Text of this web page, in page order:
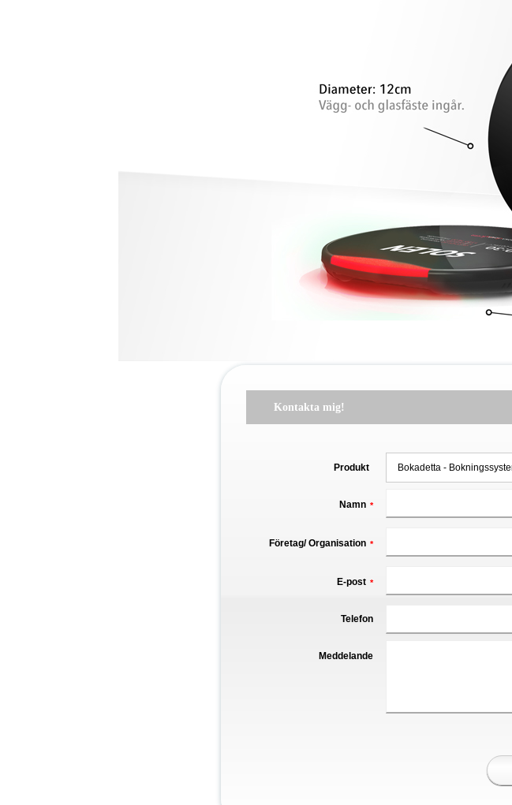
Kontakta mig!
Produkt
Namn *
Företag/ Organisation *
E-post *
Telefon
Meddelande